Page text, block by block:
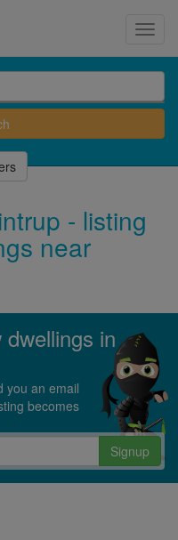
- listing
near
in
you an email
becomes
Signup